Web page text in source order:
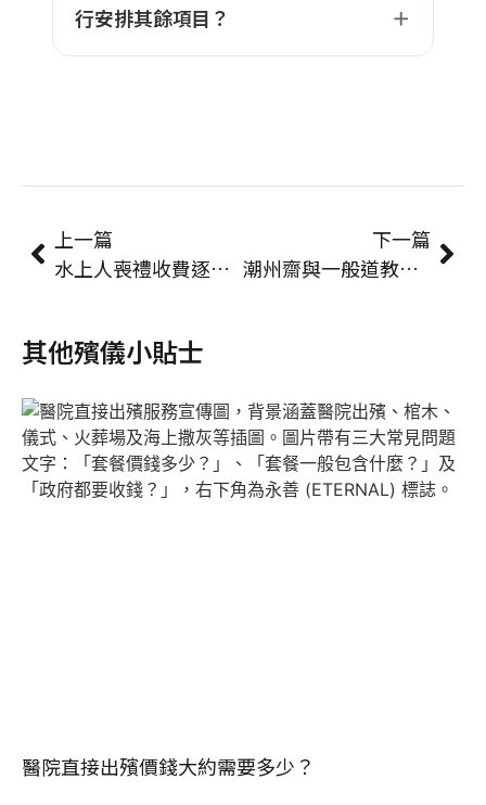
行安排其餘項目？
上一篇
水上人喪禮收費逐項拆解｜套餐、師傅、紙紮費用一覽
下一篇
潮州齋與一般道教法事有咩唔同？儀式、音調、供品分別一次講清
其他殯儀小貼士
醫院直接出殯價錢大約需要多少？